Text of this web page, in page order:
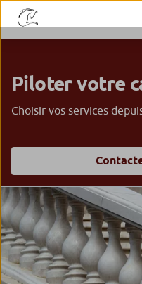
Piloter votre
Choisir vos services